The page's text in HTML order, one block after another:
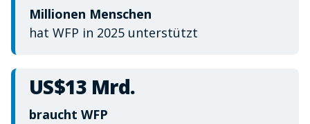
Millionen Menschen
hat WFP in 2025 unterstützt
US$13 Mrd.
braucht WFP